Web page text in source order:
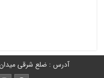
آدرس : ضلع شرقی میدان